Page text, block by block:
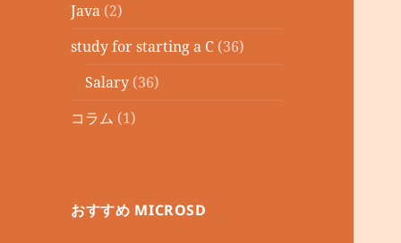
Java (2)
study for starting a C (36)
Salary (36)
コラム (1)
おすすめ MICROSD